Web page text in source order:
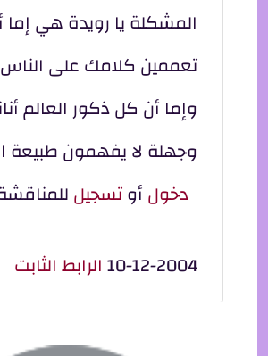
المشكلة يا رويدة هي إما
تعممين كلامك على
وإما أن كل ذكور العالم
وجهلة لا يفهمون طبيعة
دخولأوتسجيل
10-12-2004الرابط الثابت